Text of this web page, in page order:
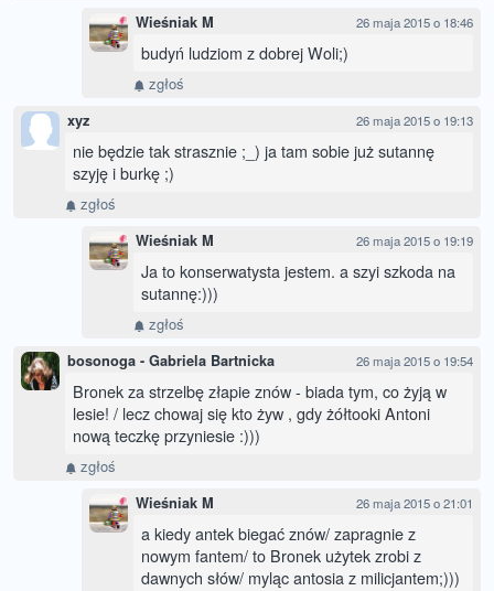
Wieśniak M 26 maja 2015 o 18:46
budyń ludziom z dobrej Woli;)
zgłoś
xyz 26 maja 2015 o 19:13
nie będzie tak strasznie ;_) ja tam sobie już sutannę
szyję i burkę ;)
zgłoś
Wieśniak M 26 maja 2015 o 19:19
Ja to konserwatysta jestem. a szyi szkoda na
sutannę:)))
zgłoś
bosonoga - Gabriela Bartnicka 26 maja 2015 o 19:54
Bronek za strzelbę złapie znów - biada tym, co żyją w
lesie! / lecz chowaj się kto żyw , gdy żółtooki Antoni
nową teczkę przyniesie :)))
zgłoś
Wieśniak M 26 maja 2015 o 21:01
a kiedy antek biegać znów/ zapragnie z
nowym fantem/ to Bronek użytek zrobi z
dawnych słów/ myląc antosia z milicjantem;)))